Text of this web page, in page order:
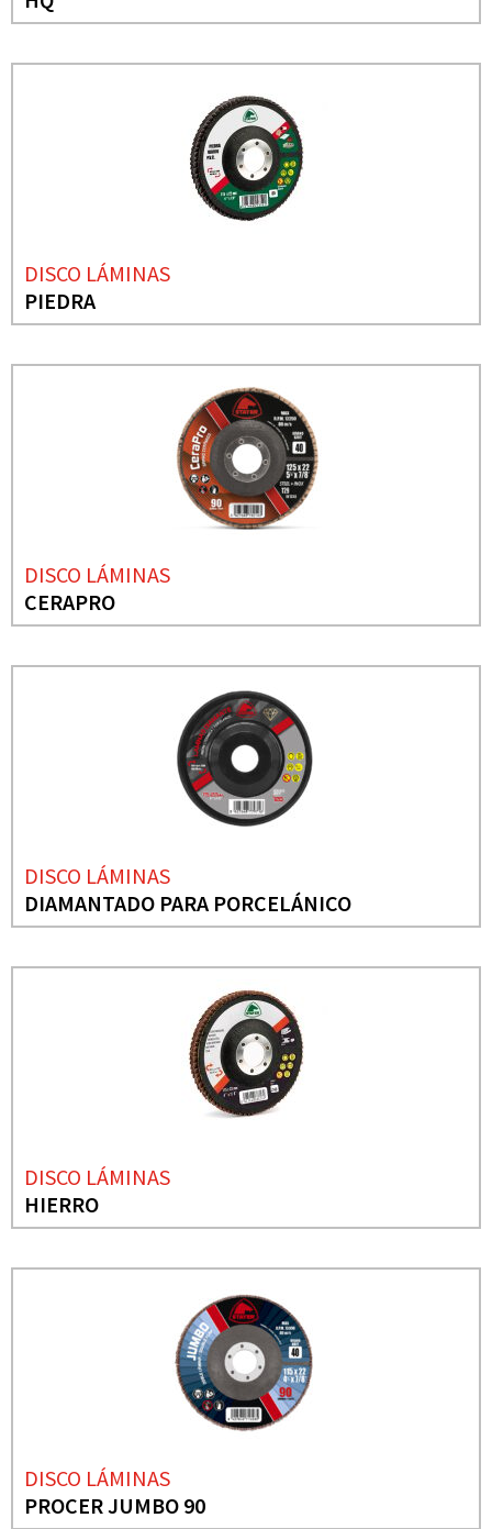
DISCO LÁMINAS
PIEDRA
DISCO LÁMINAS
CERAPRO
DISCO LÁMINAS
DIAMANTADO PARA PORCELÁNICO
DISCO LÁMINAS
HIERRO
DISCO LÁMINAS
PROCER JUMBO 90